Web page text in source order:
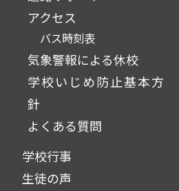
アクセス
バス時刻表
気象警報による休校
学校いじめ防止基本方
針
よくある質問
学校行事
生徒の声